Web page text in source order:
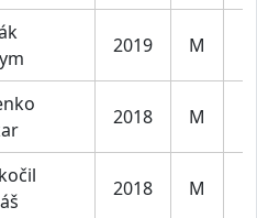
2019 M
2018 M
2018 M